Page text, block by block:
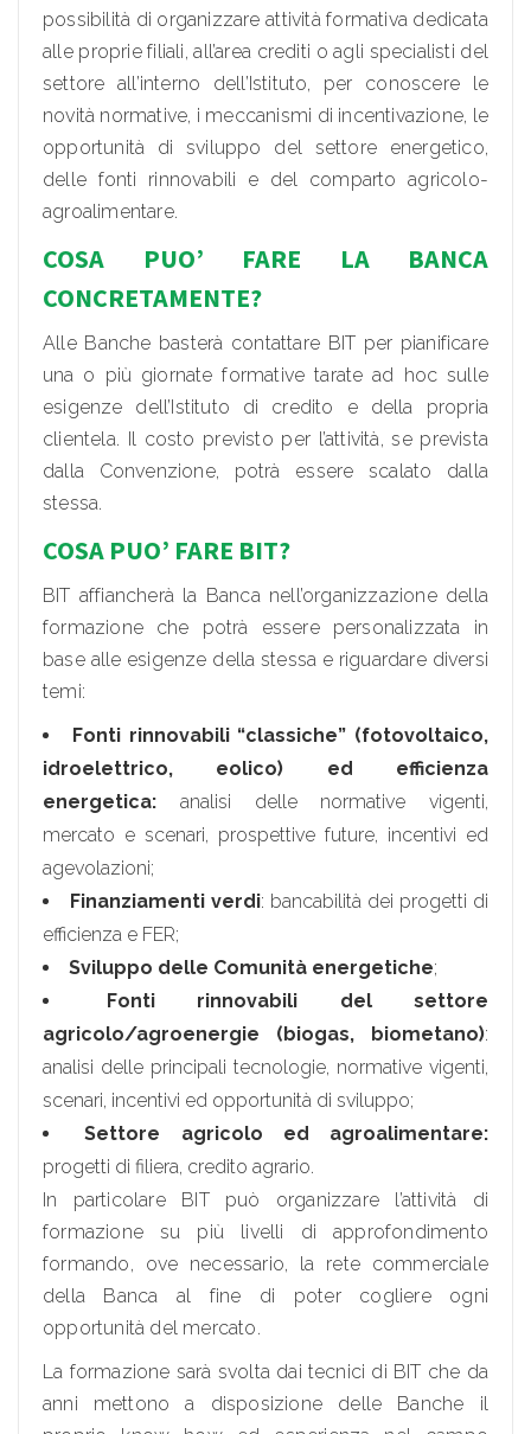
possibilità di organizzare attività formativa dedicata
alle proprie filiali, all’area crediti o agli specialisti del
settore all’interno dell’Istituto, per conoscere le
novità normative, i meccanismi di incentivazione, le
opportunità di sviluppo del settore energetico,
delle fonti rinnovabili e del comparto agricolo-
agroalimentare.
COSA PUO’ FARE LA BANCA
CONCRETAMENTE?
Alle Banche basterà contattare BIT per pianificare
una o più giornate formative tarate ad hoc sulle
esigenze dell’Istituto di credito e della propria
clientela. Il costo previsto per l’attività, se prevista
dalla Convenzione, potrà essere scalato dalla
stessa.
COSA PUO’ FARE BIT?
BIT affiancherà la Banca nell’organizzazione della
formazione che potrà essere personalizzata in
base alle esigenze della stessa e riguardare diversi
temi:
Fonti rinnovabili “classiche” (fotovoltaico,
idroelettrico, eolico) ed efficienza
energetica: analisi delle normative vigenti,
mercato e scenari, prospettive future, incentivi ed
agevolazioni;
Finanziamenti verdi: bancabilità dei progetti di
efficienza e FER;
Sviluppo delle Comunità energetiche;
Fonti rinnovabili del settore
agricolo/agroenergie
(biogas, biometano):
analisi delle principali tecnologie, normative vigenti,
scenari, incentivi ed opportunità di sviluppo;
Settore agricolo ed agroalimentare:
progetti di filiera, credito agrario.
In particolare BIT può organizzare l’attività di
formazione su più livelli di approfondimento
formando, ove necessario, la rete commerciale
della Banca al fine di poter cogliere ogni
opportunità del mercato.
La formazione sarà svolta dai tecnici di BIT che da
anni mettono a disposizione delle Banche il